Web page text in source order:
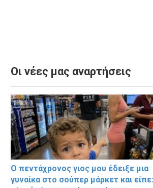
Οι νέες μας αναρτήσεις
Ο πεντάχρονος γιος μου έδειξε μια
γυναίκα στο σούπερ μάρκετ και είπε: